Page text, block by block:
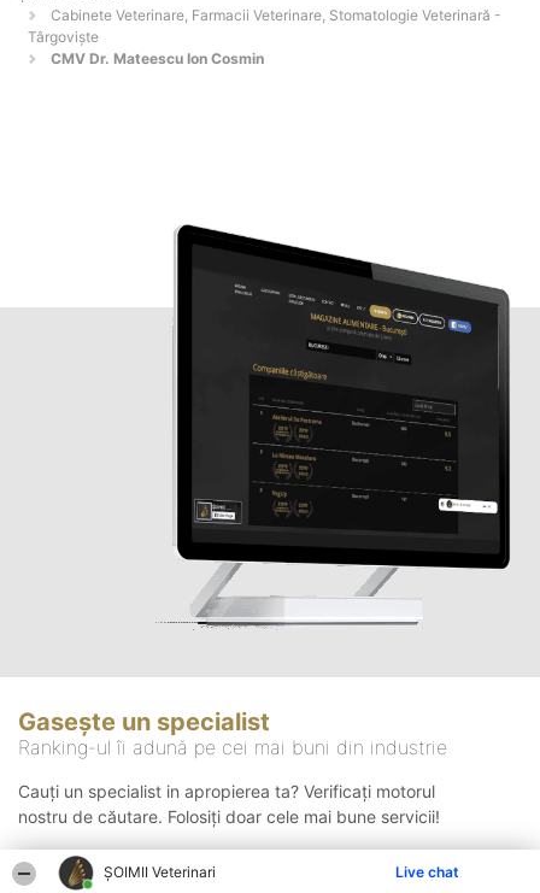
ȘOIMII Veterinari Live chat
Cabinete Veterinare, Farmacii Veterinare, Stomatologie Veterinară -
Târgovişte
CMV Dr. Mateescu Ion Cosmin
Gasește un specialist
Ranking-ul îi adună pe cei mai buni din industrie
Cauți un specialist in apropierea ta? Verificați motorul
nostru de căutare. Folosiți doar cele mai bune servicii!